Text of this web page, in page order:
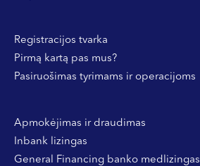
Registracijos tvarka
Pirmą kartą pas mus?
Pasiruošimas tyrimams ir operacijoms
Apmokėjimas ir draudimas
Inbank lizingas
General Financing banko medlizingas